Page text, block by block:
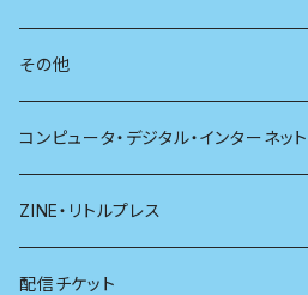
別冊太陽
社会
哲学
医学
看護学
心理学
地理
雷鳥社辞典シリーズ
その他
珈琲
雑貨
コンピュータ・デジタル・インターネット
ZINE・リトルプレス
電子版（EPub）
配信チケット